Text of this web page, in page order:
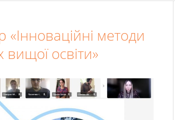
методи
освіти»